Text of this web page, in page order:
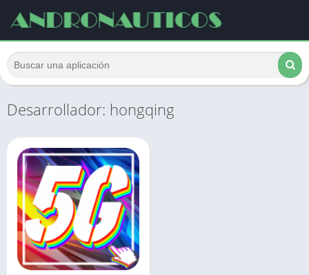
Desarrollador: hongqing